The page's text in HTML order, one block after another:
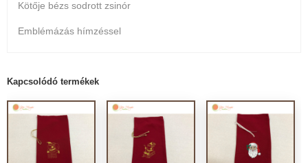
Kötője bézs sodrott zsinór
Emblémázás hímzéssel
Kapcsolódó termékek